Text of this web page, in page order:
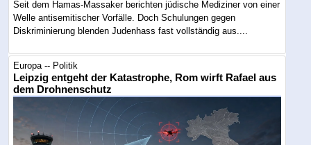
Seit dem Hamas-Massaker berichten jüdische Mediziner von einer
Welle antisemitischer Vorfälle. Doch Schulungen gegen
Diskriminierung blenden Judenhass fast vollständig aus....
Europa -- Politik
Leipzig entgeht der Katastrophe, Rom wirft Rafael aus
dem Drohnenschutz